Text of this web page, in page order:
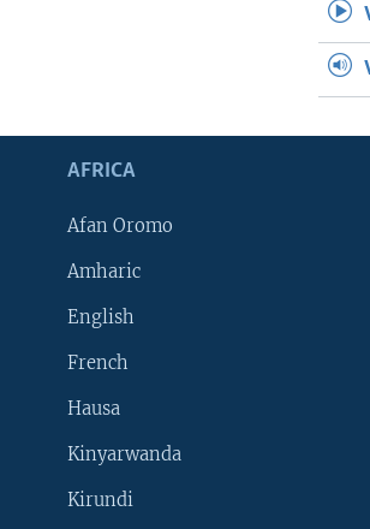
AFRICA
Afan Oromo
Amharic
English
French
Hausa
Kinyarwanda
Kirundi